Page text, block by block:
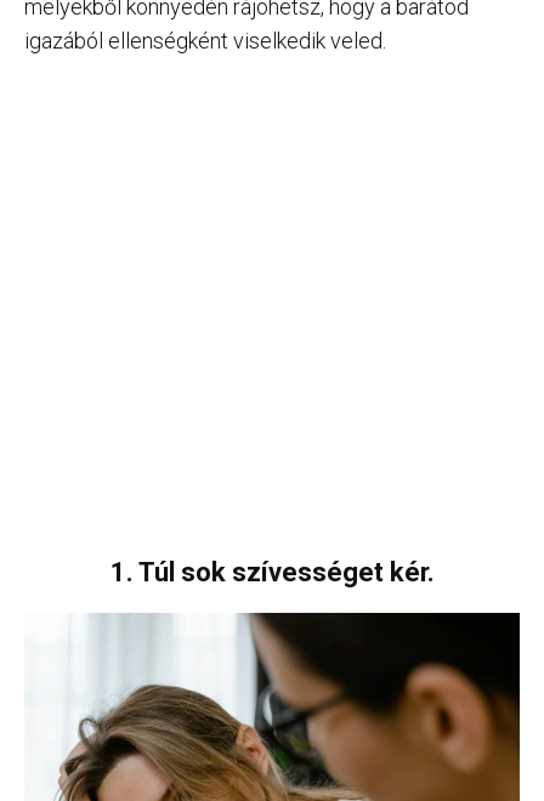
melyekből könnyedén rájöhetsz, hogy a barátod
igazából ellenségként viselkedik veled.
1. Túl sok szívességet kér.